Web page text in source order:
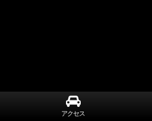
アクセス